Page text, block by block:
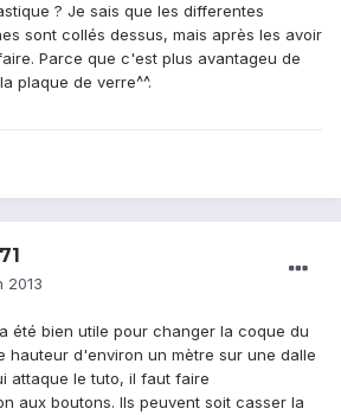
? Je sais que les differentes
sont collés dessus, mais après les avoir
Parce que c'est plus avantageu de
plaque de verre^^.
2013
été bien utile pour changer la coque du
hauteur d'environ un mètre sur une dalle
attaque le tuto, il faut faire
aux boutons. Ils peuvent soit casser la